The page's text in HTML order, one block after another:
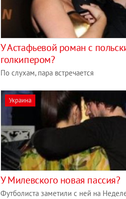
У Астафьевой роман с
голкипером?
По слухам, пара встречается
Украина
У Милевского новая пассия?
Футболиста заметили с ней на